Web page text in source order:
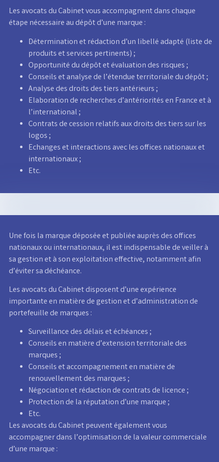
Les avocats du Cabinet vous accompagnent dans chaque
étape nécessaire au dépôt d’une marque :
Détermination et rédaction d’un libellé adapté (liste de
produits et services pertinents) ;
Opportunité du dépôt et évaluation des risques ;
Conseils et analyse de l’étendue territoriale du dépôt ;
Analyse des droits des tiers antérieurs ;
Elaboration de recherches d’antériorités en France et à
l’international ;
Contrats de cession relatifs aux droits des tiers sur les
logos ;
Echanges et interactions avec les offices nationaux et
internationaux ;
Etc.
Une fois la marque déposée et publiée auprès des offices
nationaux ou internationaux, il est indispensable de veiller à
sa gestion et à son exploitation effective, notamment afin
d’éviter sa déchéance.
Les avocats du Cabinet disposent d’une expérience
importante en matière de gestion et d’administration de
portefeuille de marques :
Surveillance des délais et échéances ;
Conseils en matière d’extension territoriale des
marques ;
Conseils et accompagnement en matière de
renouvellement des marques ;
Négociation et rédaction de contrats de licence ;
Protection de la réputation d’une marque ;
Etc.
Les avocats du Cabinet peuvent également vous
accompagner dans l’optimisation de la valeur commerciale
d’une marque :